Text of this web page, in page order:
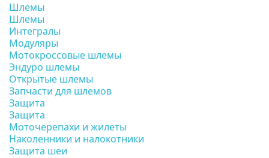
Шлемы
Шлемы
Интегралы
Модуляры
Мотокроссовые шлемы
Эндуро шлемы
Открытые шлемы
Запчасти для шлемов
Защита
Защита
Моточерепахи и жилеты
Наколенники и налокотники
Защита шеи